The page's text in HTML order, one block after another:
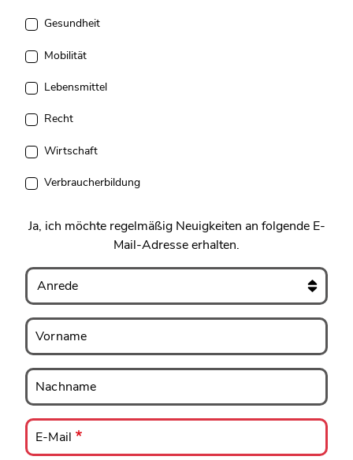
Gesundheit
Mobilität
Lebensmittel
Recht
Wirtschaft
Verbraucherbildung
Ja, ich möchte regelmäßig Neuigkeiten an folgende E-
Mail-Adresse erhalten.
Anrede
Vorname
Vorname
Nachname
Nachname
E-
Mail
E-Mail